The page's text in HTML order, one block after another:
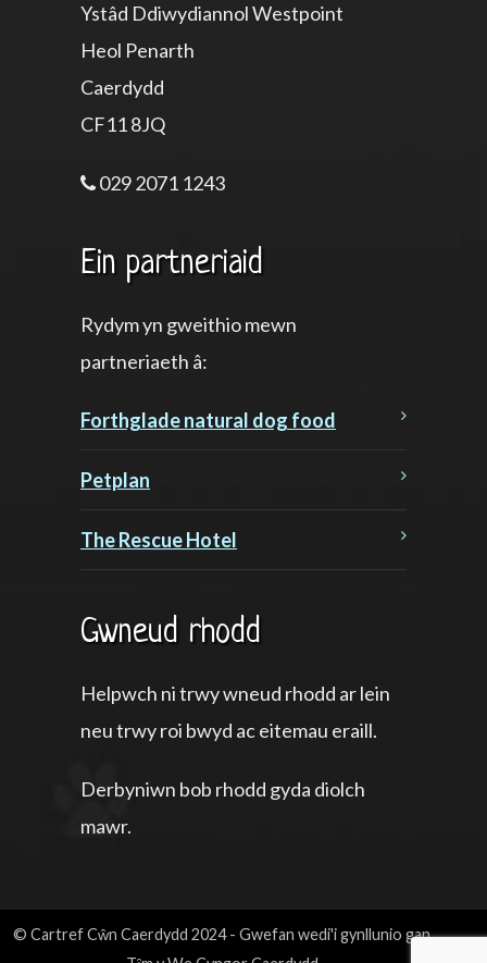
Ystâd Ddiwydiannol Westpoint
Heol Penarth
Caerdydd
CF11 8JQ
029 2071 1243
Ein partneriaid
Rydym yn gweithio mewn
partneriaeth â:
Forthglade natural dog food
Petplan
The Rescue Hotel
Gwneud rhodd
Helpwch ni trwy wneud rhodd ar lein
neu trwy roi bwyd ac eitemau eraill.
Derbyniwn bob rhodd gyda diolch
mawr.
© Cartref Cŵn Caerdydd 2024 - Gwefan wedi'i gynllunio gan